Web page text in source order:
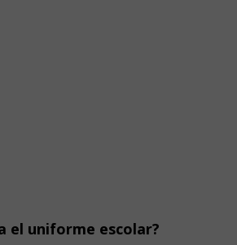
el uniforme escolar?